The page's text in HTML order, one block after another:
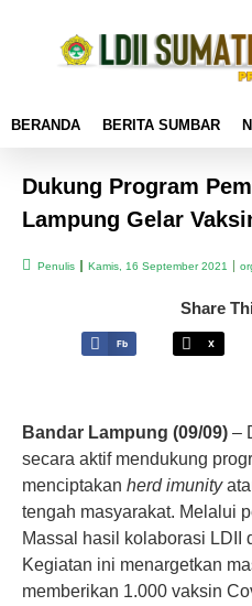
BERANDA BERITA SUMBAR
Dukung Program
Lampung Gelar
Penulis Kamis, 16 September 2021
Share
Fb X
Bandar Lampung (09/09) –
secara aktif mendukung
menciptakan herd imunity
tengah masyarakat. Melalui
Massal hasil kolaborasi LDII
Kegiatan ini menargetkan
memberikan 1.000 vaksin